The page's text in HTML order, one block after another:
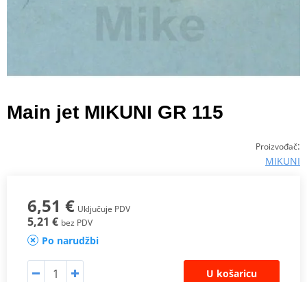
Main jet MIKUNI GR 115
Proizvođač:
MIKUNI
6,51 € Uključuje PDV
5,21 € bez PDV
Po narudžbi
U košaricu